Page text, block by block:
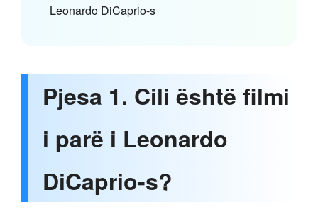
Leonardo DiCaprio-s
Pjesa 1. Cili është filmi
i parë i Leonardo
DiCaprio-s?